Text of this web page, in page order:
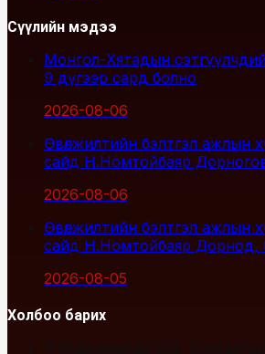
Сүүлийн мэдээ
Монгол-Хятадын
9 дүгээр сард болно
2026-08-06
Өвөлжилтийн бэлтгэл ажлын
сайд Н.Номтойбаяр
2026-08-06
Өвөлжилтийн бэлтгэл ажлын
сайд Н.Номтойбаяр Дорнод,
2026-08-05
Холбоо барих